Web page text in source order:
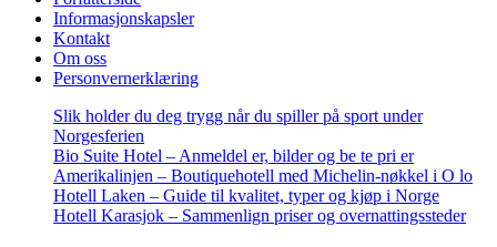
Informasjonskapsler
Kontakt
Om oss
Personvernerklæring
Slik holder du deg trygg når du spiller på sport under
Norgesferien
Bio Suite Hotel – Anmeldel er, bilder og be te pri er
Amerikalinjen – Boutiquehotell med Michelin-nøkkel i O lo
Hotell Laken – Guide til kvalitet, typer og kjøp i Norge
Hotell Karasjok – Sammenlign priser og overnattingssteder